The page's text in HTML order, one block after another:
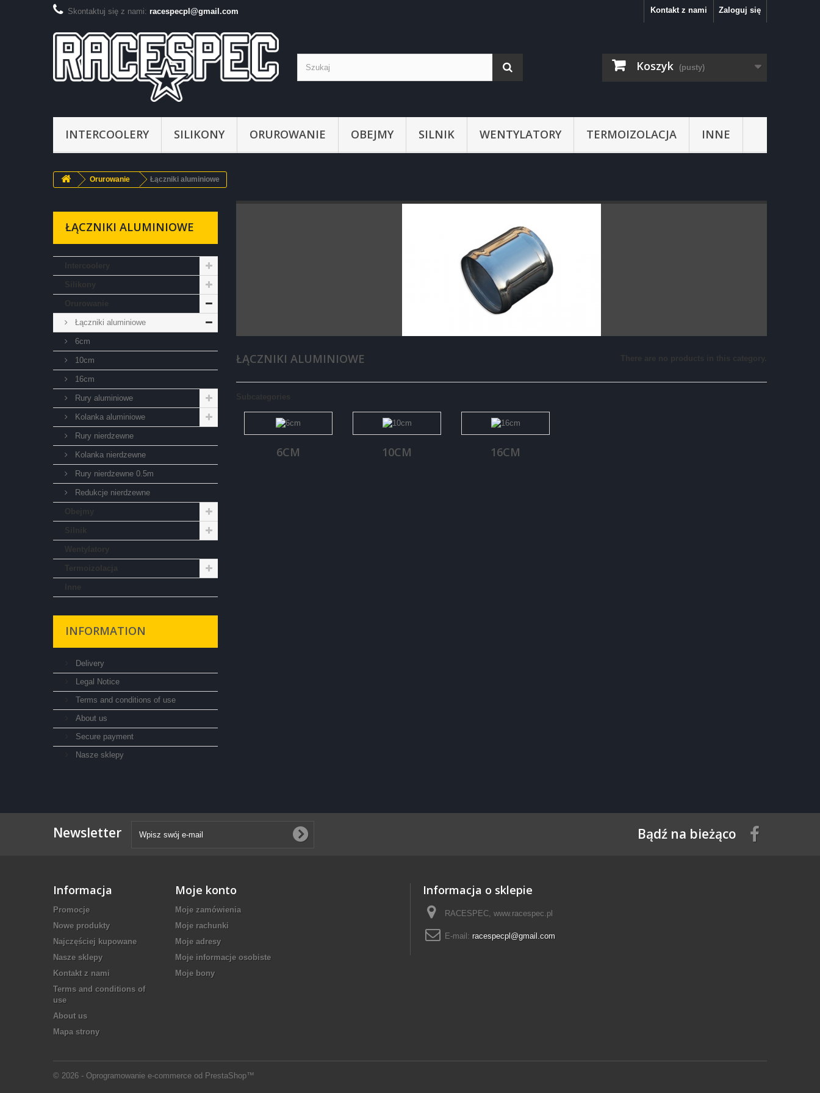
Zaloguj się
Kontakt z nami
Skontaktuj się z nami: racespecpl@gmail.com
Koszyk (pusty)
INTERCOOLERY SILIKONY ORUROWANIE OBEJMY SILNIK WENTYLATORY TERMOIZOLACJA INNE
Orurowanie Łączniki aluminiowe
ŁĄCZNIKI ALUMINIOWE
Łączniki aluminiowe
6cm
10cm
16cm
Rury aluminiowe
Kolanka aluminiowe
Rury nierdzewne
Kolanka nierdzewne
Rury nierdzewne 0.5m
Redukcje nierdzewne
INFORMATION
Delivery
Legal Notice
Terms and conditions of use
About us
Secure payment
Nasze sklepy
ŁĄCZNIKI ALUMINIOWE
6CM 10CM 16CM
Newsletter Bądź na bieżąco
Informacja
Promocje
Nowe produkty
Najczęściej kupowane
Nasze sklepy
Kontakt z nami
Terms and conditions of
use
About us
Mapa strony
© 2026 - Oprogramowanie e-commerce od PrestaShop™
Moje konto
Moje zamówienia
Moje rachunki
Moje adresy
Moje informacje osobiste
Moje bony
Informacja o sklepie
RACESPEC, www.racespec.pl
E-mail: racespecpl@gmail.com